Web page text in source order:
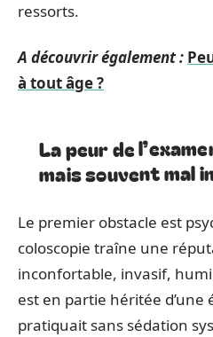
ressorts.
A découvrir également :
à tout âge ?
La peur de
mais souvent mal
Le premier obstacle est
coloscopie traîne une
inconfortable, invasif,
est en partie héritée d’une
pratiquait sans sédation